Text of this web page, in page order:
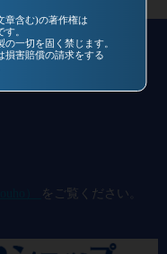
章含む)の著作権は
。
一切を固く禁じます。
損害賠償の請求をする
ニティ
会社概要
をご覧ください。